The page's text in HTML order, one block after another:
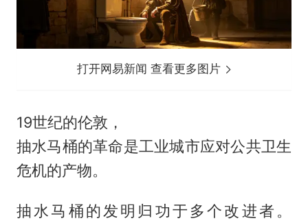
打开网易新闻 查看更多图片
19世纪的伦敦，
抽水马桶的革命是工业城市应对公共卫生
危机的产物。
抽水马桶的发明归功于多个改进者。